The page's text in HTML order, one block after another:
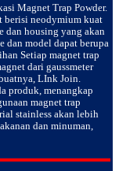
Magnet Trap Powder.
berisi neodymium kuat
dan housing yang akan
dan model dapat berupa
Setiap magnet trap
dari gaussmeter
LInk Join.
produk, menangkap
magnet trap
stainless akan lebih
dan minuman,